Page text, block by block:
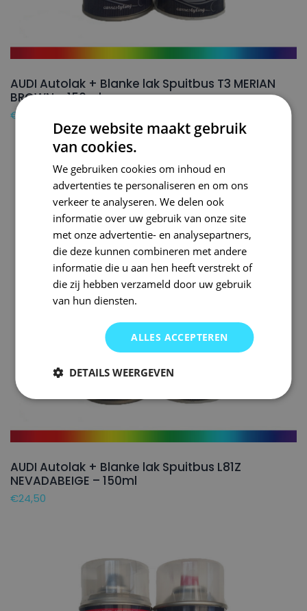
AUDI Autolak + Blanke lak Spuitbus T3 MERIAN
BROWN – 150ml
€
AUDI Autolak + Blanke lak Spuitbus L81Z
NEVADABEIGE – 150ml
€24,50
Deze website maakt gebruik
van cookies.
We gebruiken cookies om inhoud en
advertenties te personaliseren en om ons
verkeer te analyseren. We delen ook
informatie over uw gebruik van onze site
met onze advertentie- en analysepartners,
die deze kunnen combineren met andere
informatie die u aan hen heeft verstrekt of
die zij hebben verzameld door uw gebruik
van hun diensten.
ALLES ACCEPTEREN
DETAILS WEERGEVEN